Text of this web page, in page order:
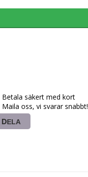
Betala säkert med kort
Maila oss, vi svarar snabbt!
DELA